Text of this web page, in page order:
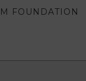
FOUNDATION